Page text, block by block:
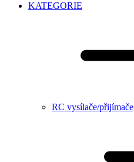
KATEGORIE
RC vysílače/přijímače